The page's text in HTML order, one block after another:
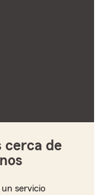
cerca de
servicio